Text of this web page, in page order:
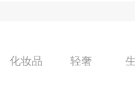
化妆品 轻奢